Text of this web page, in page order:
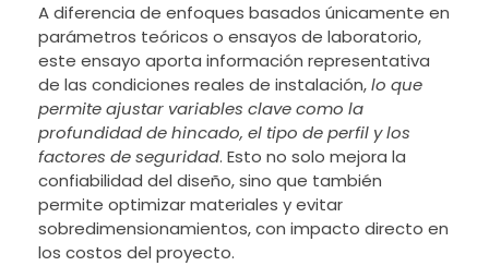
A diferencia de enfoques basados únicamente en
parámetros teóricos o ensayos de laboratorio,
este ensayo aporta información representativa
de las condiciones reales de instalación,lo que
permite ajustar variables clave como la
profundidad de hincado, el tipo de perfil y los
factores de seguridad. Esto no solo mejora la
confiabilidad del diseño, sino que también
permite optimizar materiales y evitar
sobredimensionamientos, con impacto directo en
los costos del proyecto.